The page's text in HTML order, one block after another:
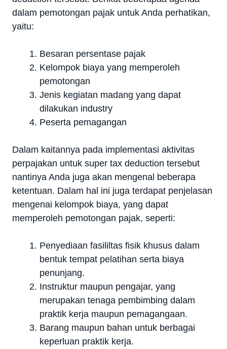
dalam pemotongan pajak untuk Anda perhatikan,
yaitu:
Besaran persentase pajak
Kelompok biaya yang memperoleh
pemotongan
Jenis kegiatan madang yang dapat
dilakukan industry
Peserta pemagangan
Dalam kaitannya pada implementasi aktivitas
perpajakan untuk super tax deduction tersebut
nantinya Anda juga akan mengenal beberapa
ketentuan. Dalam hal ini juga terdapat penjelasan
mengenai kelompok biaya, yang dapat
memperoleh pemotongan pajak, seperti:
Penyediaan fasililtas fisik khusus dalam
bentuk tempat pelatihan serta biaya
penunjang.
Instruktur maupun pengajar, yang
merupakan tenaga pembimbing dalam
praktik kerja maupun pemagangaan.
Barang maupun bahan untuk berbagai
keperluan praktik kerja.